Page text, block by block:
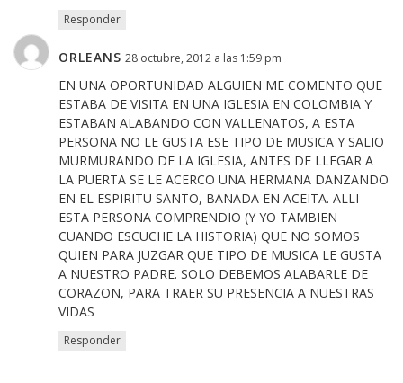
Responder
ORLEANS 28 octubre, 2012 a las 1:59 pm
EN UNA OPORTUNIDAD ALGUIEN ME COMENTO QUE
ESTABA DE VISITA EN UNA IGLESIA EN COLOMBIA Y
ESTABAN ALABANDO CON VALLENATOS, A ESTA
PERSONA NO LE GUSTA ESE TIPO DE MUSICA Y SALIO
MURMURANDO DE LA IGLESIA, ANTES DE LLEGAR A
LA PUERTA SE LE ACERCO UNA HERMANA DANZANDO
EN EL ESPIRITU SANTO, BAÑADA EN ACEITA. ALLI
ESTA PERSONA COMPRENDIO (Y YO TAMBIEN
CUANDO ESCUCHE LA HISTORIA) QUE NO SOMOS
QUIEN PARA JUZGAR QUE TIPO DE MUSICA LE GUSTA
A NUESTRO PADRE. SOLO DEBEMOS ALABARLE DE
CORAZON, PARA TRAER SU PRESENCIA A NUESTRAS
VIDAS
Responder